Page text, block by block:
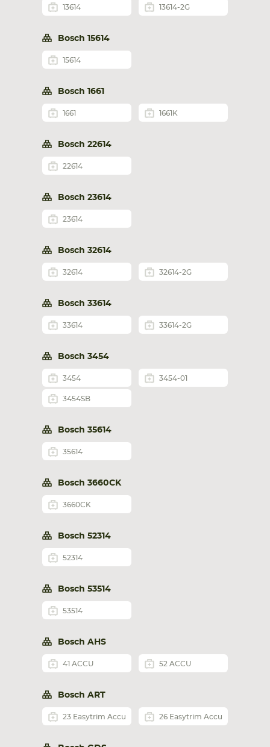
13614 13614-2G
Bosch 15614
15614
Bosch 1661
1661 1661K
Bosch 22614
22614
Bosch 23614
23614
Bosch 32614
32614 32614-2G
Bosch 33614
33614 33614-2G
Bosch 3454
3454 3454-01
3454SB
Bosch 35614
35614
Bosch 3660CK
3660CK
Bosch 52314
52314
Bosch 53514
53514
Bosch AHS
41 ACCU 52 ACCU
Bosch ART
23 Easytrim Accu 26 Easytrim Accu